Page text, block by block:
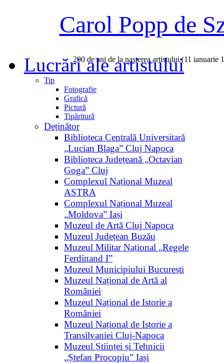
Carol Popp de
200 de ani de la nașterea artistului (11 ianuarie
Lucrări ale artistului
Tip
Fotografie
Grafică
Pictură
Tipăritură
Deținător
Biblioteca Centrală Universitară
„Lucian Blaga” Cluj Napoca
Biblioteca Județeană „Octavian
Goga” Cluj
Complexul Național Muzeal
ASTRA
Complexul Național Muzeal
„Moldova” Iași
Muzeul de Artă Cluj Napoca
Muzeul Județean Buzău
Muzeul Militar Național „Regele
Ferdinand I”
Muzeul Municipiului București
Muzeul Național de Artă al
României
Muzeul Național de Istorie a
României
Muzeul Național de Istorie a
Transilvaniei Cluj-Napoca
Muzeul Științei și Tehnicii
„Ștefan Procopiu” Iași